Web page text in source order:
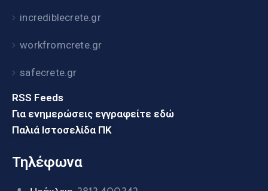
incrediblecrete.gr
workfromcrete.gr
safecrete.gr
RSS Feeds
Για ενημερώσεις εγγραφείτε εδώ
Παλιά Ιστοσελίδα ΠΚ
Τηλέφωνα